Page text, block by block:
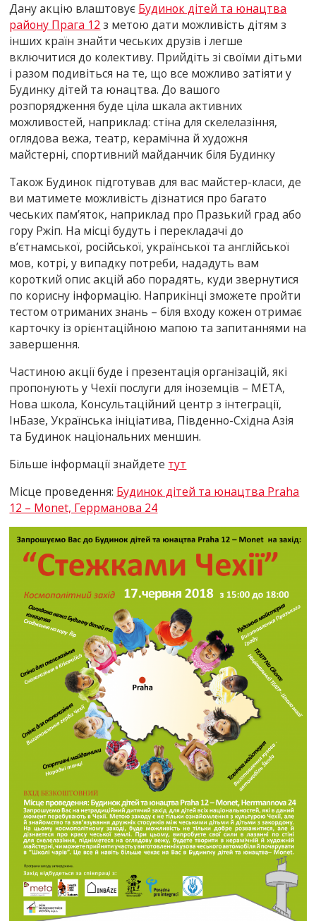
Дану акцію влаштовує Будинок дітей та юнацтва
району Прага 12 з метою дати можливість дітям з
інших країн знайти чеських друзів і легше
включитися до колективу. Прийдіть зі своїми дітьми
і разом подивіться на те, що все можливо затіяти у
Будинку дітей та юнацтва. До вашого
розпорядження буде ціла шкала активних
можливостей, наприклад: стіна для скелелазіння,
оглядова вежа, театр, керамічна й художня
майстерні, спортивний майданчик біля Будинку
Також Будинок підготував для вас майстер-класи, де
ви матимете можливість дізнатися про багато
чеських пам’яток, наприклад про Празький град або
гору Ржіп. На місці будуть і перекладачі до
в’єтнамської, російської, української та англійської
мов, котрі, у випадку потреби, нададуть вам
короткий опис акцій або порадять, куди звернутися
по корисну інформацію. Наприкінці зможете пройти
тестом отриманих знань – біля входу кожен отримає
карточку із орієнтаційною мапою та запитаннями на
завершення.
Частиною акції буде і презентація організацій, які
пропонують у Чехії послуги для іноземців – МЕТА,
Нова школа, Консультаційний центр з інтеграції,
ІнБазе, Українська ініціатива, Південно-Східна Азія
та Будинок національних меншин.
Більше інформації знайдете тут
Місце проведення: Будинок дітей та юнацтва Praha
12 – Monet, Геррманова 24